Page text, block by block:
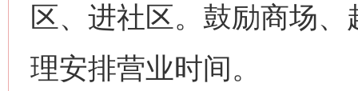
区、进社区。鼓励商场
理安排营业时间。